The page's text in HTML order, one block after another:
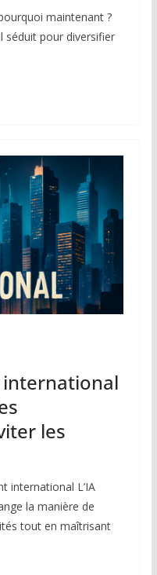
maintenant ?
séduit pour diversifier
international
les
international L’IA
la manière de
tout en maîtrisant